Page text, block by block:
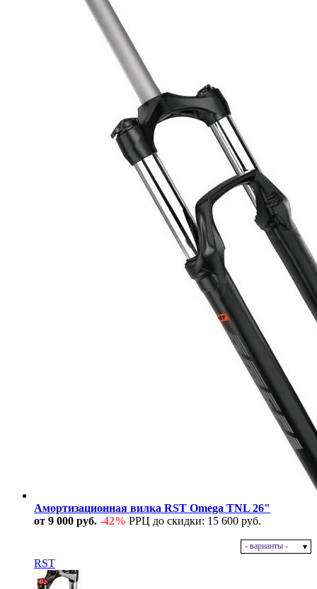
Амортизационная вилка RST Omega TNL 26"
от 9 000 руб. -42% РРЦ до скидки: 15 600 руб.
- варианты -
RST